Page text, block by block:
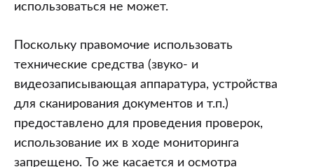
использоваться не может.
Поскольку правомочие использовать
технические средства (звуко- и
видеозаписывающая аппаратура, устройства
для сканирования документов и т.п.)
предоставлено для проведения проверок,
использование их в ходе мониторинга
запрещено. То же касается и осмотра